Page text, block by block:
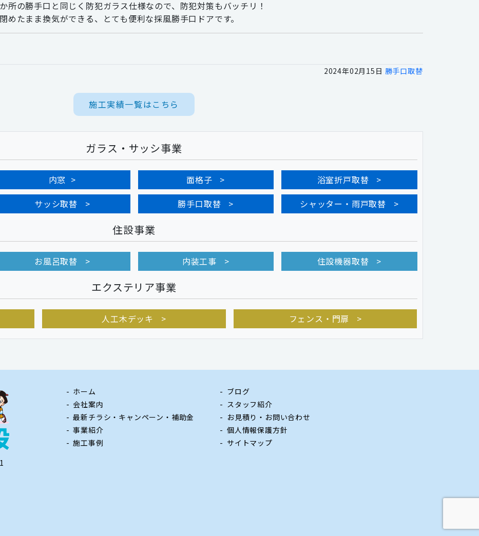
所の勝手口と同じく防犯ガラス仕様なので、防犯対策もバッチリ！
めたまま換気ができる、とても便利な採風勝手口ドアです。
2024年02月15日 勝手口取替
施工実績一覧はこちら
ガラス・サッシ事業
内窓 面格子
浴室折戸取替
サッシ取替 勝手口取替 シャッター・雨戸取替
住設事業
お風呂取替 内装工事 住設機器取替
エクステリア事業
人工木デッキ フェンス・門扉
ホーム
会社案内
最新チラシ・キャンペーン・補助金
事業紹介
施工事例
ブログ
スタッフ紹介
お見積り・お問い合わせ
個人情報保護方針
サイトマップ